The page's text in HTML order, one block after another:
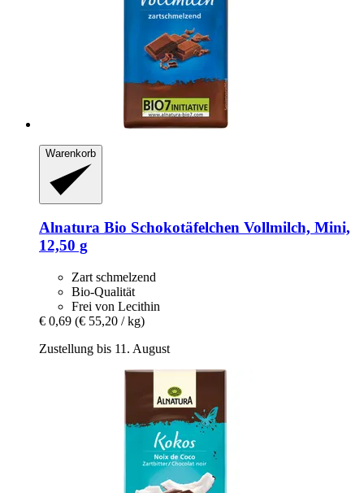
Warenkorb
Alnatura Bio Schokotäfelchen Vollmilch, Mini,
12,50 g
Zart schmelzend
Bio-Qualität
Frei von Lecithin
€ 0,69 (€ 55,20 / kg)
Zustellung bis 11. August